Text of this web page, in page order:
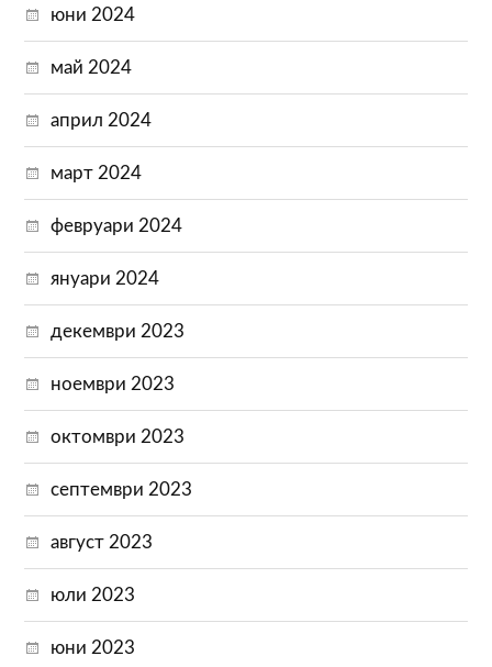
юни 2024
май 2024
април 2024
март 2024
февруари 2024
януари 2024
декември 2023
ноември 2023
октомври 2023
септември 2023
август 2023
юли 2023
юни 2023